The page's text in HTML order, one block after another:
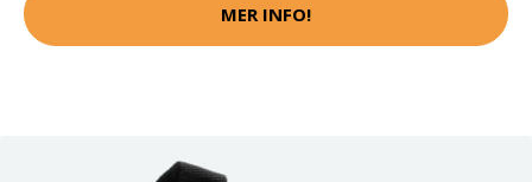
MER INFO!